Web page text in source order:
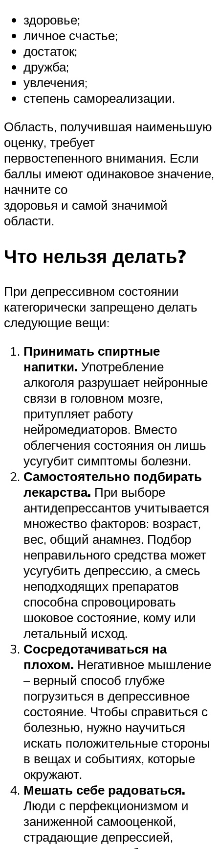
здоровье;
личное счастье;
достаток;
дружба;
увлечения;
степень самореализации.
Область, получившая наименьшую
оценку, требует
первостепенного внимания. Если
баллы имеют одинаковое значение,
начните со
здоровья и самой значимой
области.
Что нельзя делать?
При депрессивном состоянии
категорически запрещено делать
следующие вещи:
Принимать спиртные
напитки. Употребление
алкоголя разрушает нейронные
связи в головном мозге,
притупляет работу
нейромедиаторов. Вместо
облегчения состояния он лишь
усугубит симптомы болезни.
Самостоятельно подбирать
лекарства. При выборе
антидепрессантов учитывается
множество факторов: возраст,
вес, общий анамнез. Подбор
неправильного средства может
усугубить депрессию, а смесь
неподходящих препаратов
способна спровоцировать
шоковое состояние, кому или
летальный исход.
Сосредотачиваться на
плохом. Негативное мышление
– верный способ глубже
погрузиться в депрессивное
состояние. Чтобы справиться с
болезнью, нужно научиться
искать положительные стороны
в вещах и событиях, которые
окружают.
Мешать себе радоваться.
Люди с перфекционизмом и
заниженной самооценкой,
страдающие депрессией,